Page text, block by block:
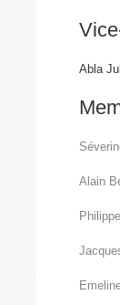
Abla
Alain